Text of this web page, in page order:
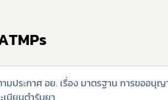
ประกาศ อย. เรื่อง มาตรฐาน การขออนุ
บียนตำรับยา